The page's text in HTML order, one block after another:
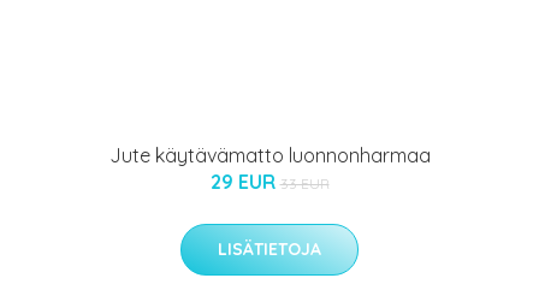
Jute käytävämatto luonnonharmaa
29 EUR 33 EUR
LISÄTIETOJA